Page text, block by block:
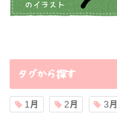
タグから探す
1月 2月 3月